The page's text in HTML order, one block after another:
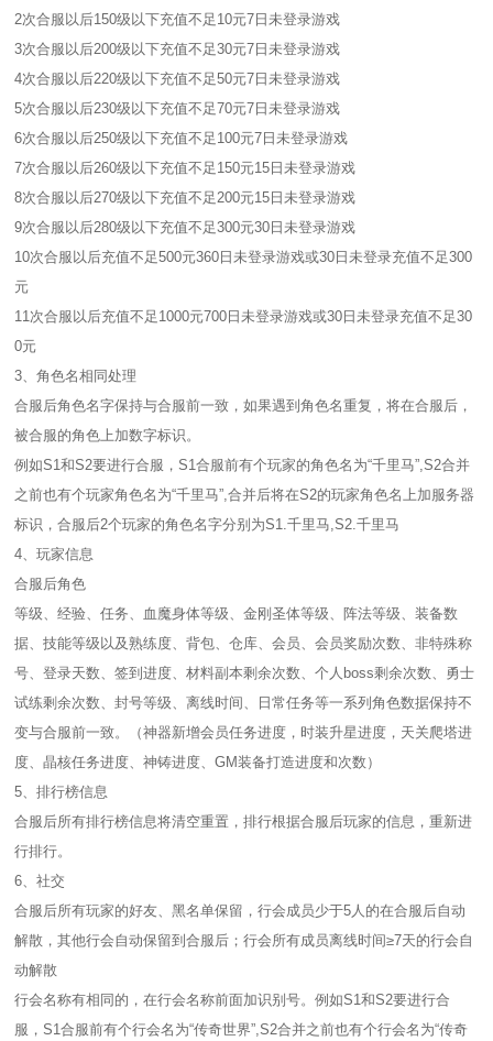
2次合服以后150级以下充值不足10元7日未登录游戏
3次合服以后200级以下充值不足30元7日未登录游戏
4次合服以后220级以下充值不足50元7日未登录游戏
5次合服以后230级以下充值不足70元7日未登录游戏
6次合服以后250级以下充值不足100元7日未登录游戏
7次合服以后260级以下充值不足150元15日未登录游戏
8次合服以后270级以下充值不足200元15日未登录游戏
9次合服以后280级以下充值不足300元30日未登录游戏
10次合服以后充值不足500元360日未登录游戏或30日未登录充值不足300
元
11次合服以后充值不足1000元700日未登录游戏或30日未登录充值不足30
0元
3、角色名相同处理
合服后角色名字保持与合服前一致，如果遇到角色名重复，将在合服后，
被合服的角色上加数字标识。
例如S1和S2要进行合服，S1合服前有个玩家的角色名为“千里马”,S2合并
之前也有个玩家角色名为“千里马”,合并后将在S2的玩家角色名上加服务器
标识，合服后2个玩家的角色名字分别为S1.千里马,S2.千里马
4、玩家信息
合服后角色
等级、经验、任务、血魔身体等级、金刚圣体等级、阵法等级、装备数
据、技能等级以及熟练度、背包、仓库、会员、会员奖励次数、非特殊称
号、登录天数、签到进度、材料副本剩余次数、个人boss剩余次数、勇士
试练剩余次数、封号等级、离线时间、日常任务等一系列角色数据保持不
变与合服前一致。（神器新增会员任务进度，时装升星进度，天关爬塔进
度、晶核任务进度、神铸进度、GM装备打造进度和次数）
5、排行榜信息
合服后所有排行榜信息将清空重置，排行根据合服后玩家的信息，重新进
行排行。
6、社交
合服后所有玩家的好友、黑名单保留，行会成员少于5人的在合服后自动
解散，其他行会自动保留到合服后；行会所有成员离线时间≥7天的行会自
动解散
行会名称有相同的，在行会名称前面加识别号。例如S1和S2要进行合
服，S1合服前有个行会名为“传奇世界”,S2合并之前也有个行会名为“传奇